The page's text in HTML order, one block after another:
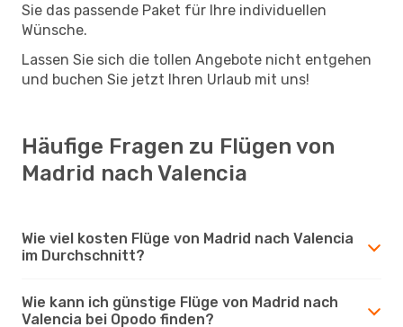
Sie das passende Paket für Ihre individuellen
Wünsche.
Lassen Sie sich die tollen Angebote nicht entgehen
und buchen Sie jetzt Ihren Urlaub mit uns!
Häufige Fragen zu Flügen von
Madrid nach Valencia
Wie viel kosten Flüge von Madrid nach Valencia
im Durchschnitt?
Wie kann ich günstige Flüge von Madrid nach
Valencia bei Opodo finden?